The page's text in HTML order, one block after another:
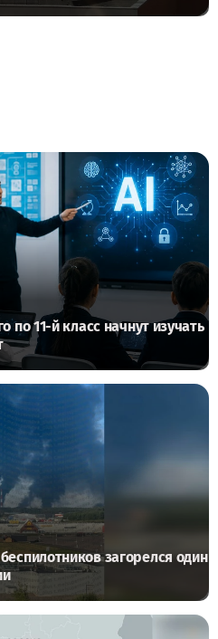
по 11-й класс начнут изучать
загорелся один